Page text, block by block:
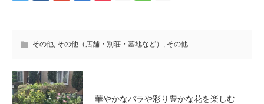
その他 その他（店舗・別荘・墓地など） その他
華やかなバラや彩り豊かな花を楽しむ